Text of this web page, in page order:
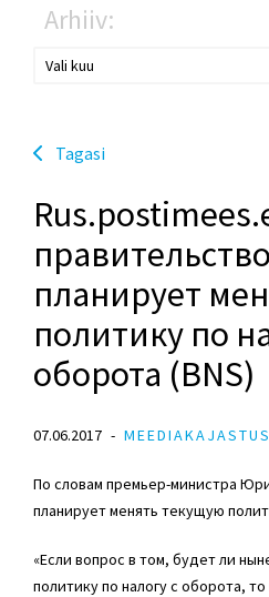
Arhiiv:
Tagasi
планирует
политику по
оборота (BNS)
07.06.2017 MEEDIAKAJASTUS
По словам премьер-министра
планирует менять текущую
«Если вопрос в том, будет ли
политику по налогу с оборота,